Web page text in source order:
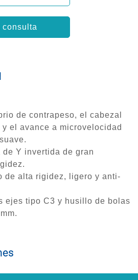
de contrapeso, el cabezal
el avance a microvelocidad
de Y invertida de gran
de alta rigidez, ligero y anti-
ejes tipo C3 y husillo de bolas